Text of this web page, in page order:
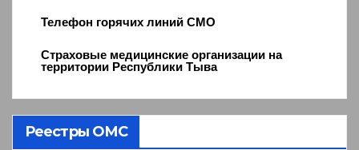
Телефон горячих линий СМО
Страховые медицинские организации на
территории Республики Тыва
Реестры ОМС